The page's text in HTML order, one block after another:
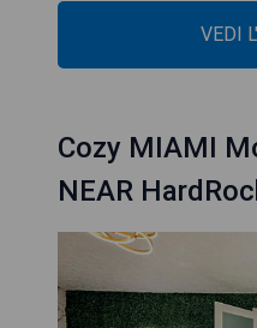
VEDI
Cozy MIAMI
NEAR